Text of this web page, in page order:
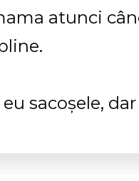
atunci
sacoşele,